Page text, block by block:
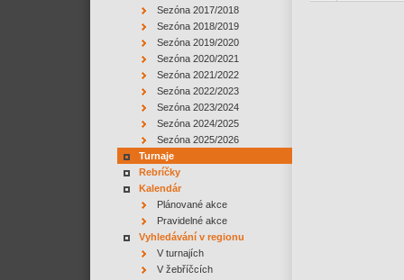
Sezóna 2017/2018
Sezóna 2018/2019
Sezóna 2019/2020
Sezóna 2020/2021
Sezóna 2021/2022
Sezóna 2022/2023
Sezóna 2023/2024
Sezóna 2024/2025
Sezóna 2025/2026
Turnaje
Rebríčky
Kalendár
Plánované akce
Pravidelné akce
Vyhledávání v regionu
V turnajích
V žebříčcích